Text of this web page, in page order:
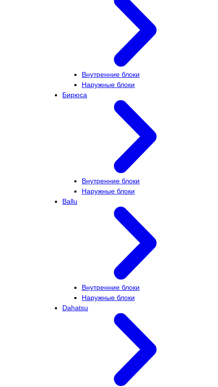
Внутренние блоки
Наружные блоки
Бирюса
Внутренние блоки
Наружные блоки
Ballu
Внутренние блоки
Наружные блоки
Dahatsu